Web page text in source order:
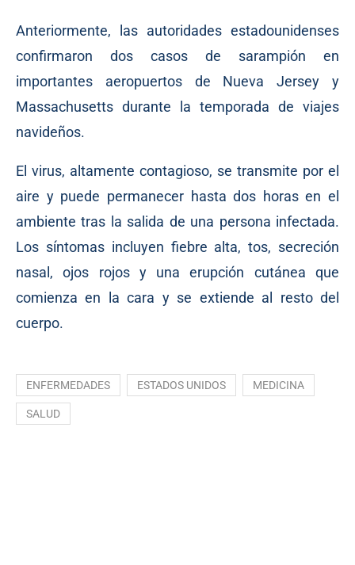
Anteriormente, las autoridades estadounidenses
confirmaron dos casos de sarampión en
importantes aeropuertos de Nueva Jersey y
Massachusetts durante la temporada de viajes
navideños.
El virus, altamente contagioso, se transmite por el
aire y puede permanecer hasta dos horas en el
ambiente tras la salida de una persona infectada.
Los síntomas incluyen fiebre alta, tos, secreción
nasal, ojos rojos y una erupción cutánea que
comienza en la cara y se extiende al resto del
cuerpo.
ENFERMEDADES ESTADOS UNIDOS MEDICINA
SALUD